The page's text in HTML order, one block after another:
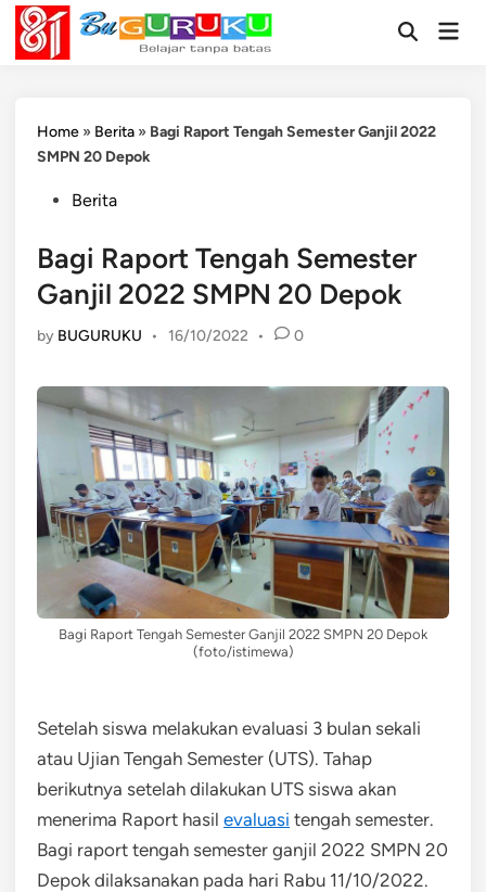
Skip
content
OpenMain
Home » Berita » Bagi Raport Tengah Semester Ganjil 2022
SMPN 20 Depok
PostedBerita
Bagi Raport Tengah Semester
Ganjil 2022 SMPN 20 Depok
by BUGURUKU • 16/10/2022 • 0
Bagi Raport Tengah Semester Ganjil 2022 SMPN 20 Depok
(foto/istimewa)
Setelah siswa melakukan evaluasi 3 bulan sekali
atau Ujian Tengah Semester (UTS). Tahap
berikutnya setelah dilakukan UTS siswa akan
menerima Raport hasil evaluasi tengah semester.
Bagi raport tengah semester ganjil 2022 SMPN 20
Depok dilaksanakan pada hari Rabu 11/10/2022.